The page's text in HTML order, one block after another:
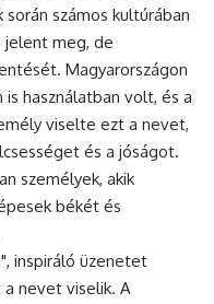
számos kultúrában
jelent meg, de
Magyarországon
használatban volt, és a
viselte ezt a nevet,
és a jóságot.
személyek, akik
békét és
inspiráló üzenetet
a nevet viselik. A